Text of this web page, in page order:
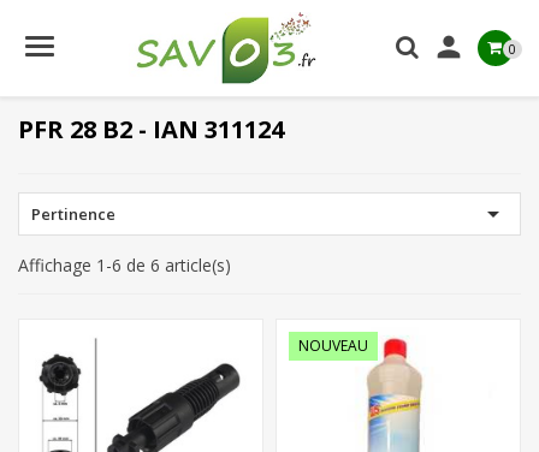
 0
PFR 28 B2 - IAN 311124
Pertinence 
Affichage 1-6 de 6 article(s)
NOUVEAU